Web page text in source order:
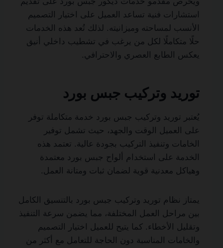
استشارات فنية تساعد العميل على اختيار التصميم
الأنسب لمساحته وميزانيته. لذلك تُعد هذه الخدمات
حلًا متكاملًا لكل من يرغب في تشطيب داخلي أنيق
يعكس الطابع العصري والاحترافي.
توريد وتركيب جبس بورد
يُعتبر توريد وتركيب جبس بورد خدمة متكاملة توفر
على العميل الوقت والجهد، حيث تشمل توفير
الخامات وتنفيذ التركيب بجودة عالية. تعتمد هذه
الخدمة على استخدام ألواح جبس بورد معتمدة
وهياكل معدنية قوية لضمان ثبات ومتانة العمل.
يمتاز نظام توريد وتركيب جبس بورد بالتنسيق الكامل
بين مراحل العمل المختلفة، مما يضمن سرعة التنفيذ
وتقليل الأخطاء. كما يتيح للعميل اختيار التصميم
والخامات المناسبة دون الحاجة للتعامل مع أكثر من